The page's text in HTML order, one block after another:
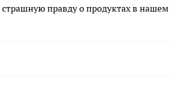
правду о продуктах в нашем